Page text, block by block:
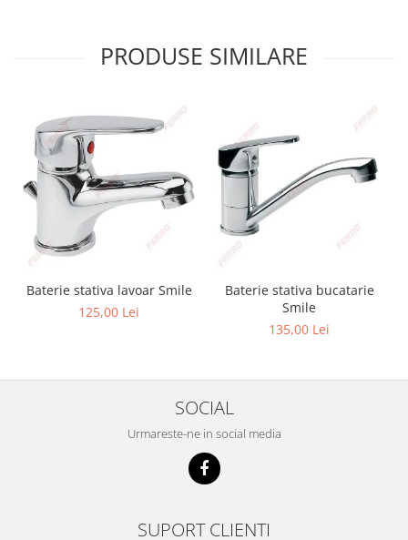
PRODUSE SIMILARE
Baterie stativa lavoar Smile
125,00 Lei
Baterie stativa bucatarie
Smile
135,00 Lei
SOCIAL
Urmareste-ne in social media
SUPORT CLIENTI